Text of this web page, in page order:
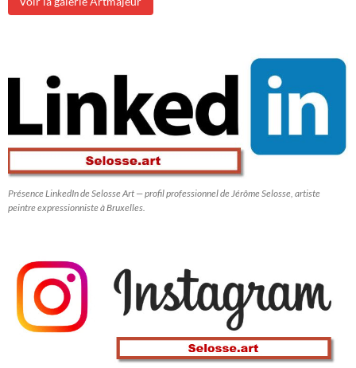
Présence LinkedIn de Selosse Art — profil professionnel de Jérôme Selosse, artiste
peintre expressionniste à Bruxelles.